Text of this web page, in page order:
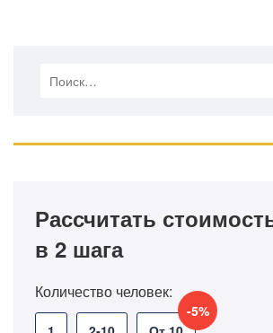
Рассчитать
в 2 шага
Количество человек:
-5%